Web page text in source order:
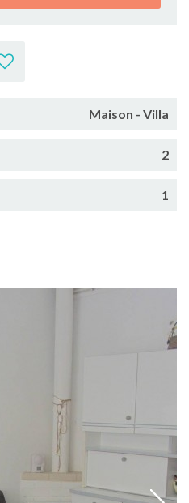
Maison - Villa
2
1